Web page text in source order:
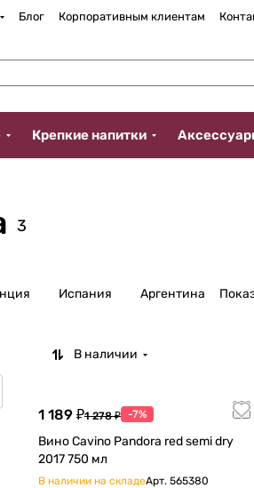
Блог Корпоративным клиентам
Крепкие напитки
3
Испания Аргентина
В наличии
1 189 ₽1 278 ₽ -7%
Вино Cavino Pandora red semi dry
2017 750 мл
В наличии на складеАрт. 565380